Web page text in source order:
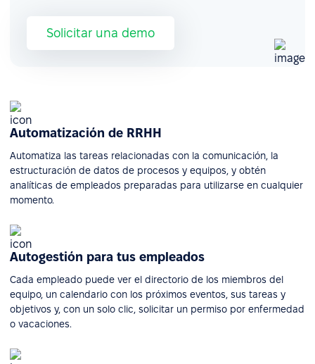
Solicitar una demo
Automatización de RRHH
Automatiza las tareas relacionadas con la comunicación, la
estructuración de datos de procesos y equipos, y obtén
analíticas de empleados preparadas para utilizarse en cualquier
momento.
Autogestión para tus empleados
Cada empleado puede ver el directorio de los miembros del
equipo, un calendario con los próximos eventos, sus tareas y
objetivos y, con un solo clic, solicitar un permiso por enfermedad
o vacaciones.